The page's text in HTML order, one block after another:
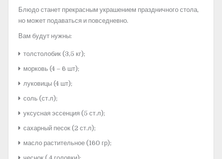
Блюдо станет прекрасным украшением праздничного стола,
но может подаваться и повседневно.
Вам будут нужны:
толстолобик (3,5 кг);
морковь (4 – 6 шт);
луковицы (4 шт);
соль (ст.л);
уксусная эссенция (5 ст.л);
сахарный песок (2 ст.л);
масло растительное (160 гр);